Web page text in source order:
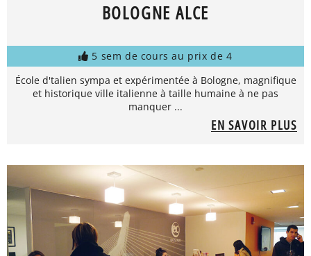
BOLOGNE ALCE
5 sem de cours au prix de 4
École d'talien sympa et expérimentée à Bologne, magnifique
et historique ville italienne à taille humaine à ne pas
manquer ...
EN SAVOIR PLUS